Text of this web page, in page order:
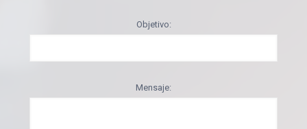
Objetivo:
Mensaje: